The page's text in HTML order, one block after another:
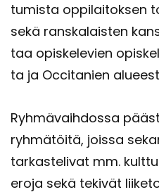
tu­mis­ta op­pi­lai­tok­sen
sekä rans­ka­lais­ten
taa opis­ke­le­vien
ta ja Occi­ta­nien
Ryh­mä­vaih­dos­sa
ryh­mä­töi­tä, jois­sa
tar­kas­te­li­vat mm.
eroja sekä te­ki­vät